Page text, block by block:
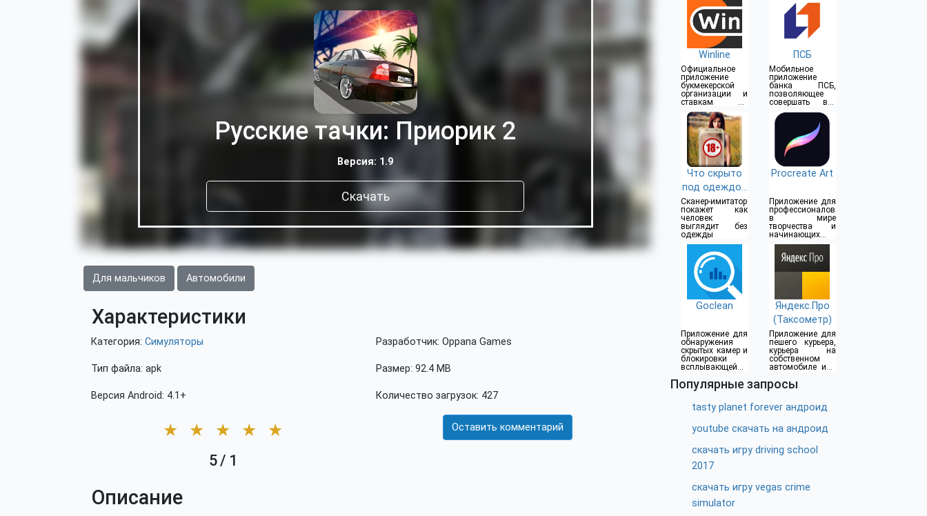
Русские тачки: Приорик 2
Версия: 1.9
Скачать
Для мальчиков Автомобили
Характеристики
Категория: Симуляторы
Тип файла: apk
Версия Android: 4.1+
Разработчик: Oppana Games
Размер: 92.4 MB
Количество загрузок: 427
★ ★ ★ ★ ★
5/ 1
Оставить комментарий
Описание
Winline
Официальное
приложение
букмекерской
организации и
ставкам на
спорт
ПСБ
Мобильное
приложение
банка ПСБ,
позволяющее
совершать все
операции прямо
из дома
Что скрыто
под одеждой
(18+)
Сканер-имитатор
покажет как
человек
выглядит без
одежды
Procreate Art
Приложение для
профессионалов
в мире
творчества и
начинающих
художников
Goclean
Приложение для
обнаружения
скрытых камер и
блокировки
всплывающей
Яндекс.Про
(Таксометр)
Приложение для
пешего курьера,
курьера на
собственном
автомобиле или
Популярные запросы
tasty planet forever андроид
youtube скачать на андроид
скачать игру driving school
2017
скачать игру vegas crime
simulator